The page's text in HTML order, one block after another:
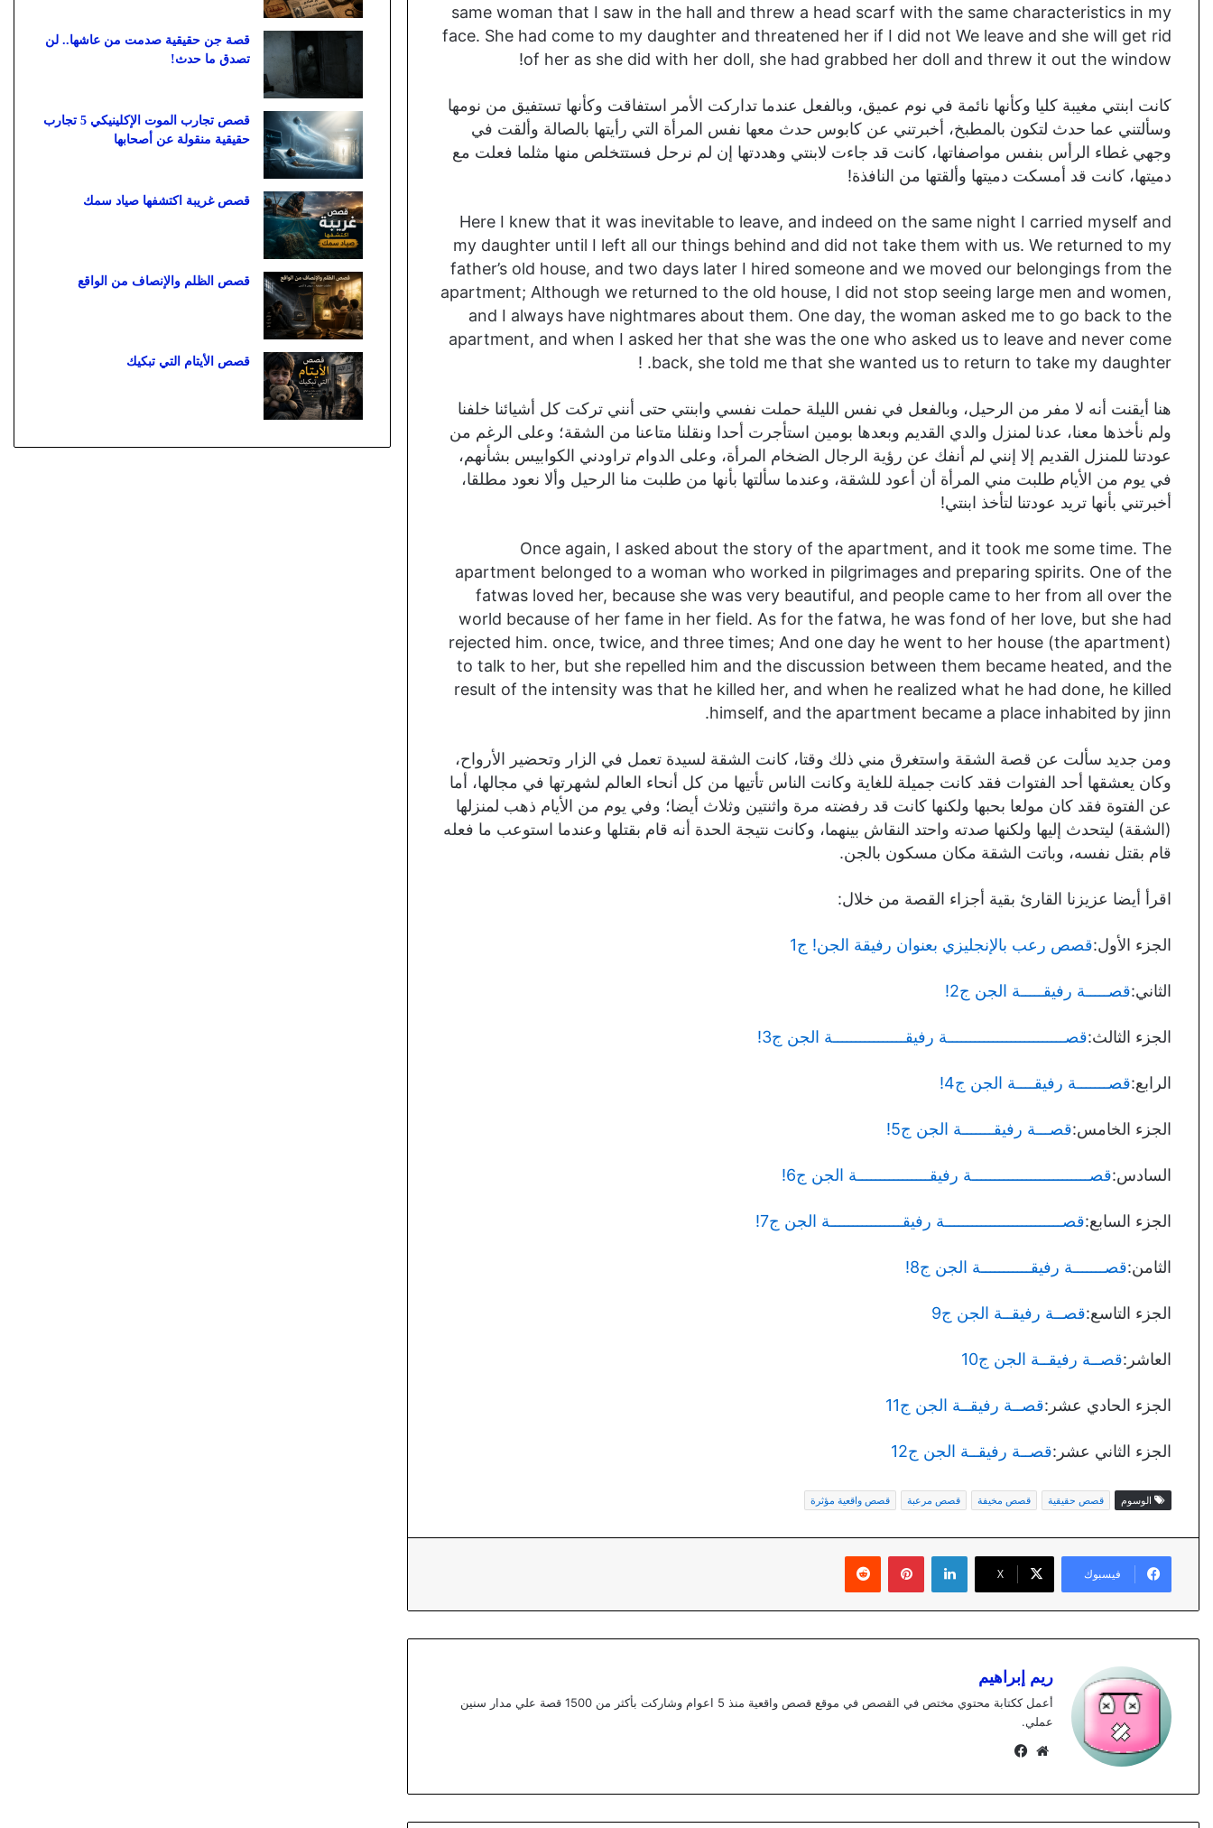
same woman that I saw in the hall and threw a head scarf with the same characteristics in my
face. She had come to my daughter and threatened her if I did not We leave and she will get rid
of her as she did with her doll, she had grabbed her doll and threw it out the window!
كانت ابنتي مغيبة كليا وكأنها نائمة في نوم عميق، وبالفعل عندما تداركت الأمر استفاقت وكأنها تستفيق من نومها
وسألتني عما حدث لتكون بالمطبخ، أخبرتني عن كابوس حدث معها نفس المرأة التي رأيتها بالصالة وألقت في
وجهي غطاء الرأس بنفس مواصفاتها، كانت قد جاءت لابنتي وهددتها إن لم نرحل فستتخلص منها مثلما فعلت مع
دميتها، كانت قد أمسكت دميتها وألقتها من النافذة!
Here I knew that it was inevitable to leave, and indeed on the same night I carried myself and
my daughter until I left all our things behind and did not take them with us. We returned to my
father’s old house, and two days later I hired someone and we moved our belongings from the
apartment; Although we returned to the old house, I did not stop seeing large men and women,
and I always have nightmares about them. One day, the woman asked me to go back to the
apartment, and when I asked her that she was the one who asked us to leave and never come
back, she told me that she wanted us to return to take my daughter. !
هنا أيقنت أنه لا مفر من الرحيل، وبالفعل في نفس الليلة حملت نفسي وابنتي حتى أنني تركت كل أشيائنا خلفنا
ولم نأخذها معنا، عدنا لمنزل والدي القديم وبعدها بومين استأجرت أحدا ونقلنا متاعنا من الشقة؛ وعلى الرغم من
عودتنا للمنزل القديم إلا إنني لم أنفك عن رؤية الرجال الضخام المرأة، وعلى الدوام تراودني الكوابيس بشأنهم،
في يوم من الأيام طلبت مني المرأة أن أعود للشقة، وعندما سألتها بأنها من طلبت منا الرحيل وألا نعود مطلقا،
أخبرتني بأنها تريد عودتنا لتأخذ ابنتي!
Once again, I asked about the story of the apartment, and it took me some time. The
apartment belonged to a woman who worked in pilgrimages and preparing spirits. One of the
fatwas loved her, because she was very beautiful, and people came to her from all over the
world because of her fame in her field. As for the fatwa, he was fond of her love, but she had
rejected him. once, twice, and three times; And one day he went to her house (the apartment)
to talk to her, but she repelled him and the discussion between them became heated, and the
result of the intensity was that he killed her, and when he realized what he had done, he killed
himself, and the apartment became a place inhabited by jinn.
ومن جديد سألت عن قصة الشقة واستغرق مني ذلك وقتا، كانت الشقة لسيدة تعمل في الزار وتحضير الأرواح،
وكان يعشقها أحد الفتوات فقد كانت جميلة للغاية وكانت الناس تأتيها من كل أنحاء العالم لشهرتها في مجالها، أما
عن الفتوة فقد كان مولعا بحبها ولكنها كانت قد رفضته مرة واثنتين وثلاث أيضا؛ وفي يوم من الأيام ذهب لمنزلها
(الشقة) ليتحدث إليها ولكنها صدته واحتد النقاش بينهما، وكانت نتيجة الحدة أنه قام بقتلها وعندما استوعب ما فعله
قام بقتل نفسه، وباتت الشقة مكان مسكون بالجن.
اقرأ أيضا عزيزنا القارئ بقية أجزاء القصة من خلال:
الجزء الأول:قصص رعب بالإنجليزي بعنوان رفيقة الجن! ج1
الثاني:قصـــــة رفيقـــــة الجن ج2!
الجزء الثالث:قصــــــــــــــــــــــــــة رفيقــــــــــــــــة الجن ج3!
الرابع:قصـــــــة رفيقــــة الجن ج4!
الجزء الخامس:قصـــة رفيقـــــــة الجن ج5!
السادس:قصــــــــــــــــــــــــــة رفيقــــــــــــــــة الجن ج6!
الجزء السابع:قصــــــــــــــــــــــــــة رفيقــــــــــــــــة الجن ج7!
الثامن:قصـــــــة رفيقـــــــــــة الجن ج8!
الجزء التاسع:قصــة رفيقــة الجن ج9
العاشر:قصــة رفيقــة الجن ج10
الجزء الحادي عشر:قصــة رفيقــة الجن ج11
الجزء الثاني عشر:قصــة رفيقــة الجن ج12
الوسوم قصص حقيقية قصص مخيفة قصص مرعبة قصص واقعية مؤثرة
فيسبوك X
لينكدإن بينتيريست
ريم إبراهيم
أعمل ككتابة محتوي مختص في القصص في موقع قصص واقعية منذ 5 اعوام وشاركت بأكثر من 1500 قصة علي مدار سنين
عملي.
موقع
قصة جن حقيقية صدمت من عاشها.. لن
تصدق ما حدث!
قصص تجارب الموت الإكلينيكي 5 تجارب
حقيقية منقولة عن أصحابها
قصص غريبة اكتشفها صياد سمك
قصص الظلم والإنصاف من الواقع
قصص الأيتام التي تبكيك